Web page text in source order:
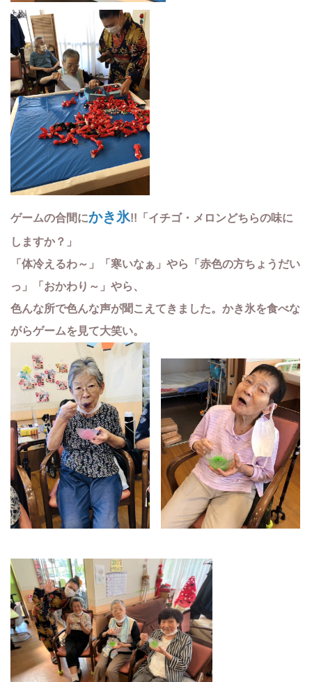
ゲームの合間にかき氷!!「イチゴ・メロンどちらの味に
しますか？」
「体冷えるわ～」「寒いなぁ」やら「赤色の方ちょうだい
っ」「おかわり～」やら、
色んな所で色んな声が聞こえてきました。かき氷を食べな
がらゲームを見て大笑い。